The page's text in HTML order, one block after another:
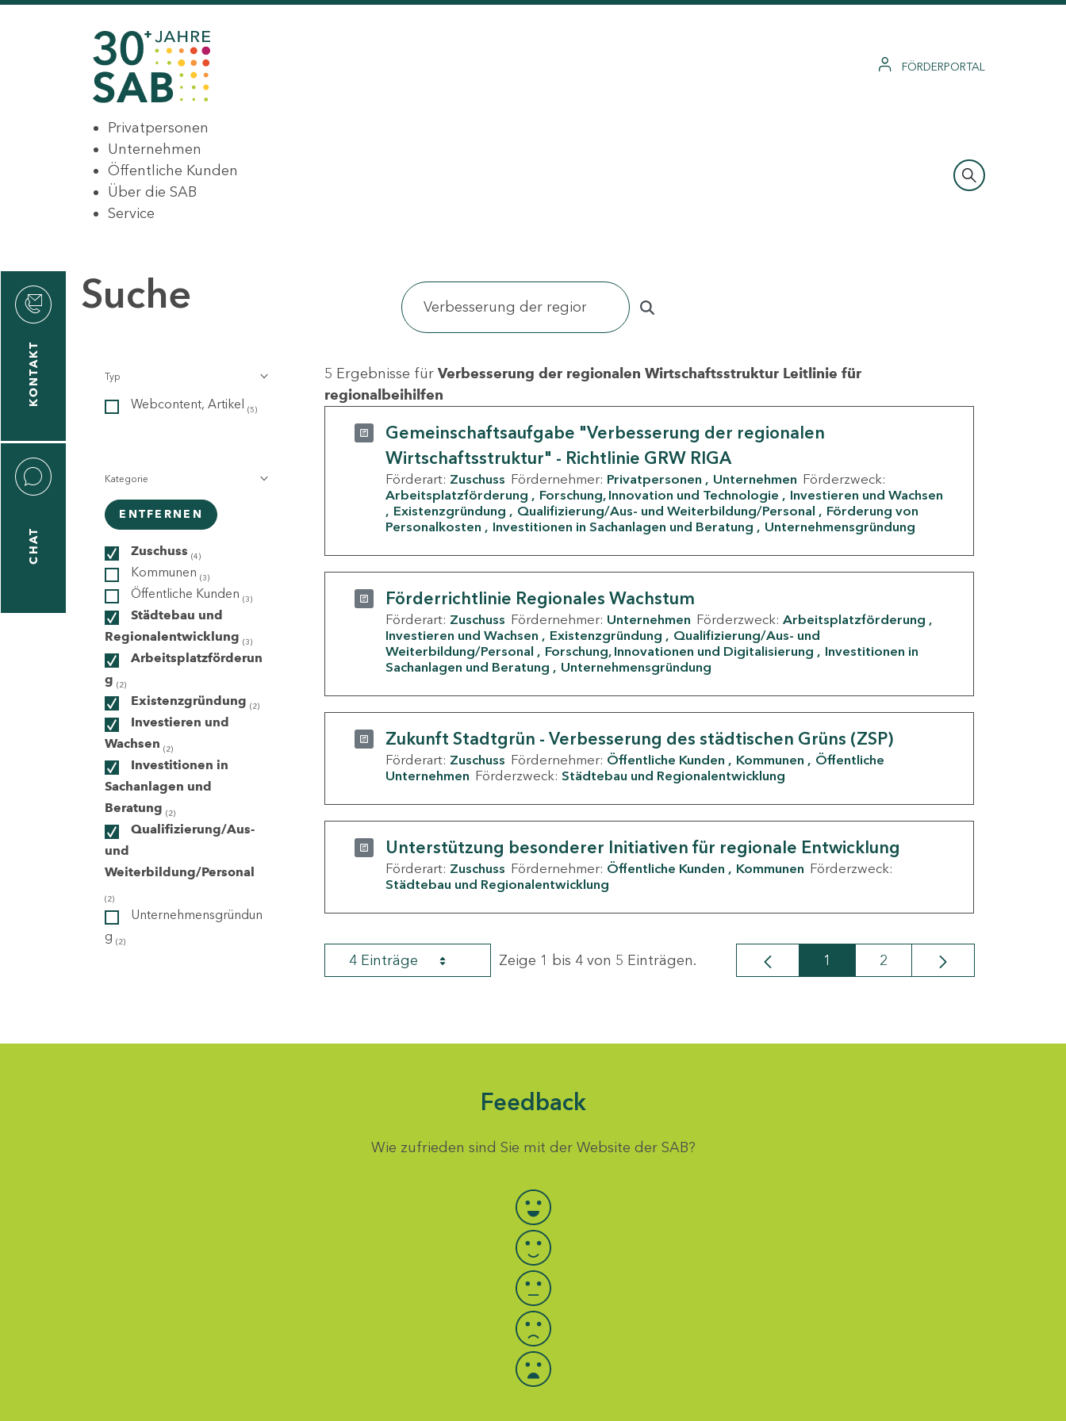
FÖRDERPORTAL
Privatpersonen
Unternehmen
Öffentliche Kunden
Über die SAB
Service
KONTAKT
CHAT
Suche
Typ
Webcontent, Artikel (5)
Kategorie
ENTFERNEN
Zuschuss (4)
Kommunen (3)
Öffentliche Kunden (3)
Städtebau und
Regionalentwicklung (3)
Arbeitsplatzförderun
g (2)
Existenzgründung (2)
Investieren und
Wachsen (2)
Investitionen in
Sachanlagen und
Beratung (2)
Qualifizierung/Aus-
und
Weiterbildung/Personal
(2)
Unternehmensgründun
g (2)
5 Ergebnisse für Verbesserung der regionalen Wirtschaftsstruktur Leitlinie für
regionalbeihilfen
Gemeinschaftsaufgabe "Verbesserung der regionalen
Wirtschaftsstruktur" - Richtlinie GRW RIGA
Förderart: Zuschuss Fördernehmer: Privatpersonen Unternehmen Förderzweck:
Arbeitsplatzförderung
Forschung, Innovation und Technologie
Investieren und Wachsen
Existenzgründung
Qualifizierung/Aus- und Weiterbildung/Personal
Förderung von
Personalkosten
Investitionen in Sachanlagen und Beratung Unternehmensgründung
Förderrichtlinie Regionales Wachstum
Förderart: Zuschuss Fördernehmer: Unternehmen Förderzweck: Arbeitsplatzförderung
Investieren und Wachsen
Existenzgründung
Qualifizierung/Aus- und
Weiterbildung/Personal
Forschung, Innovationen und Digitalisierung
Investitionen in
Sachanlagen und Beratung
Unternehmensgründung
Zukunft Stadtgrün - Verbesserung des städtischen Grüns (ZSP)
Förderart: Zuschuss Fördernehmer: Öffentliche Kunden Kommunen
Öffentliche
Unternehmen Förderzweck: Städtebau und Regionalentwicklung
Unterstützung besonderer Initiativen für regionale Entwicklung
Förderart: Zuschuss Fördernehmer: Öffentliche Kunden Kommunen Förderzweck:
Städtebau und Regionalentwicklung
4 Einträge Zeige 1 bis 4 von 5 Einträgen. Seite
1 Seite
2
Feedback
Wie zufrieden sind Sie mit der Website der SAB?
Bewertung auswählen